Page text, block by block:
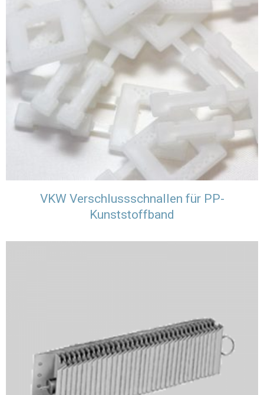
VKW Verschlussschnallen für PP-
Kunststoffband